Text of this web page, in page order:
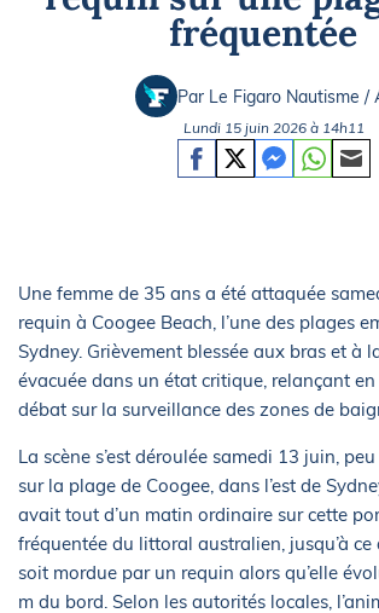
fréquentée
Par Le Figaro Nautisme /
Lundi 15 juin 2026 à 14h11
Une femme de 35 ans a été attaquée
requin à Coogee Beach, l’une des plages
Sydney. Grièvement blessée aux bras et à
évacuée dans un état critique, relançant
débat sur la surveillance des zones de
La scène s’est déroulée samedi 13 juin,
sur la plage de Coogee, dans l’est de
avait tout d’un matin ordinaire sur cette
fréquentée du littoral australien, jusqu’à ce
soit mordue par un requin alors qu’elle
m du bord. Selon les autorités locales,